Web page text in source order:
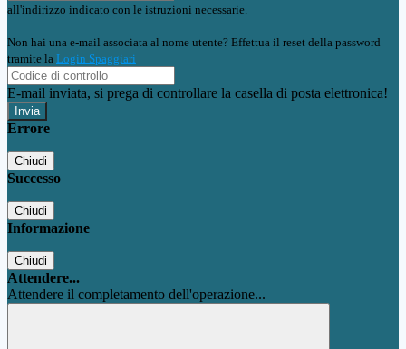
all'indirizzo indicato con le istruzioni necessarie.
Non hai una e-mail associata al nome utente? Effettua il reset della password
tramite la Login Spaggiari
E-mail inviata, si prega di controllare la casella di posta elettronica!
Errore
Chiudi
Successo
Chiudi
Informazione
Chiudi
Attendere...
Attendere il completamento dell'operazione...